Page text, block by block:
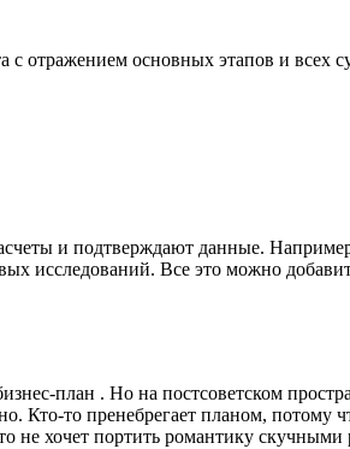
с отражением основных этапов и всех
и подтверждают данные.
исследований. Все это можно
план . Но на постсоветском
Кто-то пренебрегает планом,
не хочет портить романтику скучными